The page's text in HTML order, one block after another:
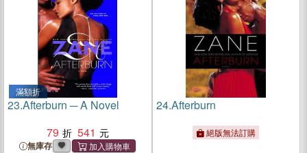
滿額折
23.Afterburn ─ A Novel
79
541
無庫存
24.Afterburn
絕版無法訂購